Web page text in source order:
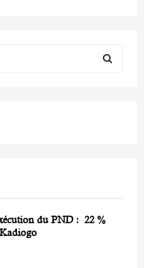
du PND : 22 %